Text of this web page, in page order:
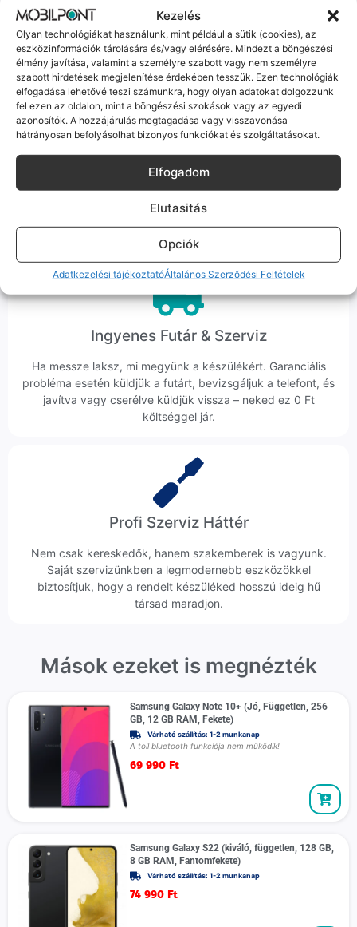
Kezelés
Olyan technológiákat használunk, mint például a sütik (cookies), az
eszközinformációk tárolására és/vagy elérésére. Mindezt a böngészési
élmény javítása, valamint a személyre szabott vagy nem személyre
szabott hirdetések megjelenítése érdekében tesszük. Ezen technológiák
elfogadása lehetővé teszi számunkra, hogy olyan adatokat dolgozzunk
fel ezen az oldalon, mint a böngészési szokások vagy az egyedi
azonosítók. A hozzájárulás megtagadása vagy visszavonása
hátrányosan befolyásolhat bizonyos funkciókat és szolgáltatásokat.
Elfogadom
Elutasitás
Opciók
Adatkezelési tájékoztatóÁltalános Szerződési Feltételek
Nem egy arctalan webshop vagyunk: ha kérdésed van, élő
minket Szegeden.
Hibázni emberi dolog, de a felelősségvállalás nálunk alap.
hanem megoldást. Szakértő kollégáink azonnal kézbe
veszik az ügyedet.
Ingyenes Futár & Szerviz
Ha messze laksz, mi megyünk a készülékért. Garanciális
probléma esetén küldjük a futárt, bevizsgáljuk a telefont, és
javítva vagy cserélve küldjük vissza – neked ez 0 Ft
költséggel jár.
Profi Szerviz Háttér
Nem csak kereskedők, hanem szakemberek is vagyunk.
Saját szervizünkben a legmodernebb eszközökkel
biztosítjuk, hogy a rendelt készüléked hosszú ideig hű
társad maradjon.
Mások ezeket is megnézték
Samsung Galaxy Note 10+ (Jó, Független, 256
GB, 12 GB RAM, Fekete)
Várható szállítás: 1-2 munkanap
A toll bluetooth funkciója nem működik!
69 990 Ft
Samsung Galaxy S22 (kiváló, független, 128 GB,
8 GB RAM, Fantomfekete)
Várható szállítás: 1-2 munkanap
74 990 Ft